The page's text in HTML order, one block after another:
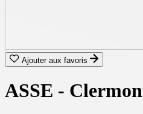
Ajouter aux favoris
ASSE -